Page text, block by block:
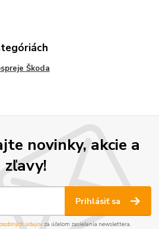
Škoda
novinky, akcie a
zľavy!
Prihlásiť sa
údajov za účelom zasielania newslettera.